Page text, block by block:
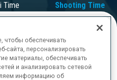
Time Shooting Time
–
обеспечивать
сайта, персонализировать
материалы, обеспечивать
и анализировать сетевой
информацию об